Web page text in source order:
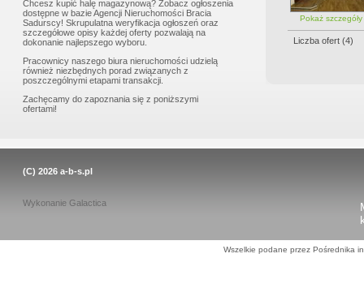
Chcesz kupić halę magazynową? Zobacz ogłoszenia
dostępne w bazieAgencji Nieruchomości Bracia
Sadurscy! Skrupulatna weryfikacja ogłoszeń oraz
szczegółowe opisy każdej oferty pozwalają na
dokonanie najlepszego wyboru.
Pracownicy naszego biura nieruchomości udzielą
również niezbędnych porad związanych z
poszczególnymi etapami transakcji.
Zachęcamy do zapoznania się z poniższymi
ofertami!
Pokaż szczegóły
Liczba ofert (4)
(C) 2026 a-b-s.pl
Wykonanie Galactica
Wszelkie podane przez Pośrednika